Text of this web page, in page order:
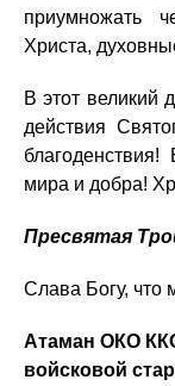
приумножать
Христа,
В этот великий
действия
мира и добра!
Пресвятая
Слава Богу, что
Атаман ОКО
войсковой